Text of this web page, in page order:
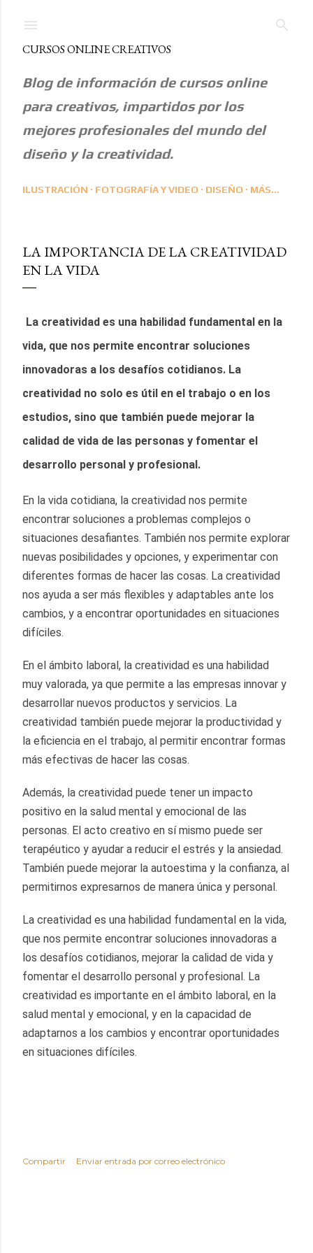
CURSOS ONLINE CREATIVOS
Blog de información de cursos online
para creativos, impartidos por los
mejores profesionales del mundo del
diseño y la creatividad.
ILUSTRACIÓN FOTOGRAFÍA Y VIDEO DISEÑO MÁS…
LA IMPORTANCIA DE LA CREATIVIDAD
EN LA VIDA
La creatividad es una habilidad fundamental en la
vida, que nos permite encontrar soluciones
innovadoras a los desafíos cotidianos. La
creatividad no solo es útil en el trabajo o en los
estudios, sino que también puede mejorar la
calidad de vida de las personas y fomentar el
desarrollo personal y profesional.
En la vida cotidiana, la creatividad nos permite
encontrar soluciones a problemas complejos o
situaciones desafiantes. También nos permite explorar
nuevas posibilidades y opciones, y experimentar con
diferentes formas de hacer las cosas. La creatividad
nos ayuda a ser más flexibles y adaptables ante los
cambios, y a encontrar oportunidades en situaciones
difíciles.
En el ámbito laboral, la creatividad es una habilidad
muy valorada, ya que permite a las empresas innovar y
desarrollar nuevos productos y servicios. La
creatividad también puede mejorar la productividad y
la eficiencia en el trabajo, al permitir encontrar formas
más efectivas de hacer las cosas.
Además, la creatividad puede tener un impacto
positivo en la salud mental y emocional de las
personas. El acto creativo en sí mismo puede ser
terapéutico y ayudar a reducir el estrés y la ansiedad.
También puede mejorar la autoestima y la confianza, al
permitirnos expresarnos de manera única y personal.
La creatividad es una habilidad fundamental en la vida,
que nos permite encontrar soluciones innovadoras a
los desafíos cotidianos, mejorar la calidad de vida y
fomentar el desarrollo personal y profesional. La
creatividad es importante en el ámbito laboral, en la
salud mental y emocional, y en la capacidad de
adaptarnos a los cambios y encontrar oportunidades
en situaciones difíciles.
Compartir Enviar entrada por correo electrónico